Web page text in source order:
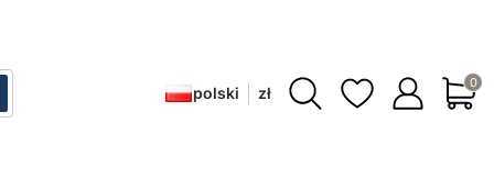
polski zł